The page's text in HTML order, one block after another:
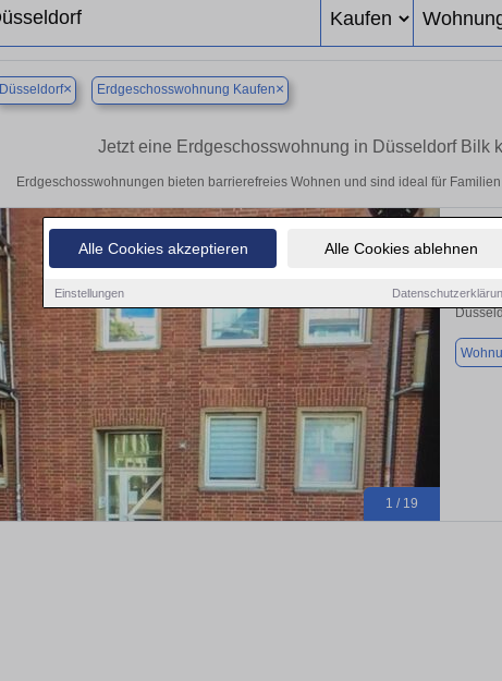
Alle Cookies akzeptieren Alle Cookies ablehnen
Einstellungen
Düsseldorf× Erdgeschosswohnung Kaufen×
Jetzt eine Erdgeschosswohnung in Düsseldorf Bilk
Erdgeschosswohnungen bieten barrierefreies Wohnen und sind ideal für
1 / 19
Freie